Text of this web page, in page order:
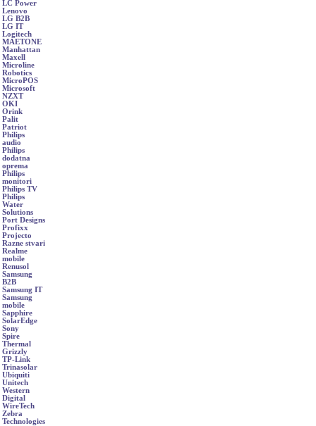
LC Power
Lenovo
LG B2B
LG IT
Logitech
MAETONE
Manhattan
Maxell
Microline
Robotics
MicroPOS
Microsoft
NZXT
OKI
Orink
Palit
Patriot
Philips
audio
Philips
dodatna
oprema
Philips
monitori
Philips TV
Philips
Water
Solutions
Port Designs
Profixx
Projecto
Razne stvari
Realme
mobile
Renusol
Samsung
B2B
Samsung IT
Samsung
mobile
Sapphire
SolarEdge
Sony
Spire
Thermal
Grizzly
TP-Link
Trinasolar
Ubiquiti
Unitech
Western
Digital
WireTech
Zebra
Technologies